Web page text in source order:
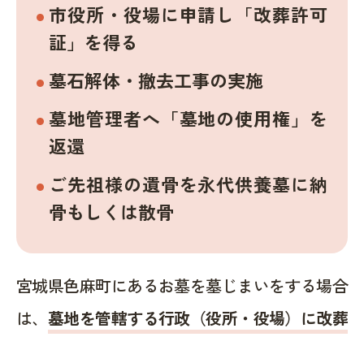
市役所・役場に申請し「改葬許可
証」を得る
墓石解体・撤去工事の実施
墓地管理者へ「墓地の使用権」を
返還
ご先祖様の遺骨を永代供養墓に納
骨もしくは散骨
宮城県色麻町にあるお墓を墓じまいをする場合
は、 墓地を管轄する行政（役所・役場）に改葬